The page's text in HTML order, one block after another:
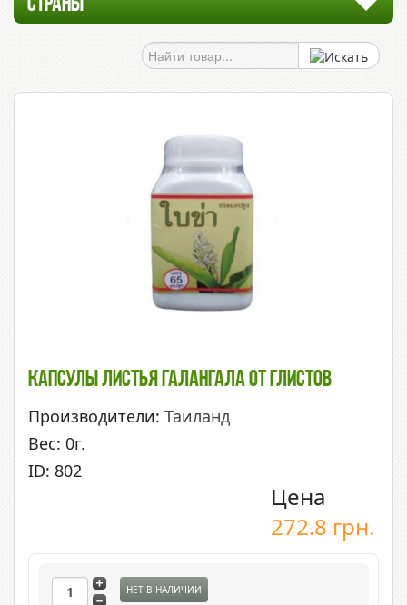
СТРАНЫ
Капсулы Листья Галангала От Глистов
Производители: Таиланд
Вес: 0г.
ID: 802
Цена
272.8 грн.
НЕТ В НАЛИЧИИ